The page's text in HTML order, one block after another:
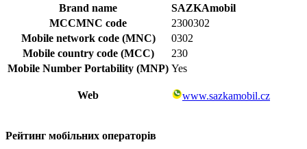
Brand name
SAZKAmobil
MCCMNC code
2300302
Mobile network code (MNC)
0302
Mobile country code (MCC)
230
Mobile Number Portability (MNP) Yes
Web www.sazkamobil.cz
Рейтинг мобільних операторів